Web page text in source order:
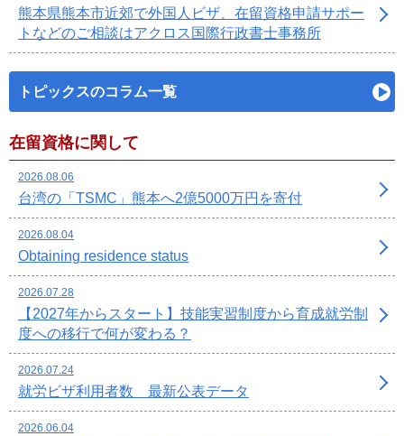
熊本県熊本市近郊で外国人ビザ、在留資格申請サポー
トなどのご相談はアクロス国際行政書士事務所
トピックスのコラム一覧
在留資格に関して
2026.08.06
台湾の「TSMC」熊本へ2億5000万円を寄付
2026.08.04
Obtaining residence status
2026.07.28
【2027年からスタート】技能実習制度から育成就労制
度への移行で何が変わる？
2026.07.24
就労ビザ利用者数 最新公表データ
2026.06.04